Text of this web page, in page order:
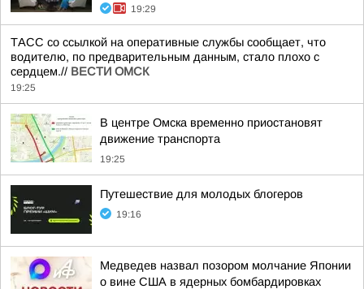
19:29
ТАСС со ссылкой на оперативные службы сообщает, что
водителю, по предварительным данным, стало плохо с
сердцем.// ВЕСТИ ОМСК
19:25
В центре Омска временно приостановят
движение транспорта
19:25
Путешествие для молодых блогеров
19:16
Медведев назвал позором молчание Японии
о вине США в ядерных бомбардировках